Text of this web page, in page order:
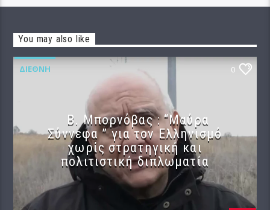
You may also like
ΔΙΕΘΝΉ 0
B. Μπορνόβας : “Μαύρα
Σύννεφα ” για τον Ελληνισμό
χωρίς στρατηγική και
πολιτιστική διπλωματία